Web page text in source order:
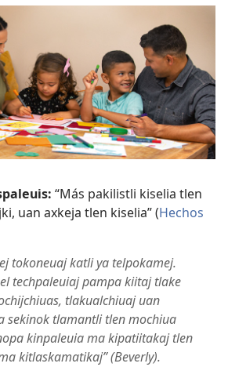
“Más pakilistli kiselia tlen
uan axkeja tlen kiselia” (Hechos
tokoneuaj katli ya telpokamej.
techpaleuiaj pampa kiitaj tlake
tlakualchiuaj uan
sekinok tlamantli tlen mochiua
kinpaleuia ma kipatiitakaj tlen
kitlaskamatikaj” (Beverly).